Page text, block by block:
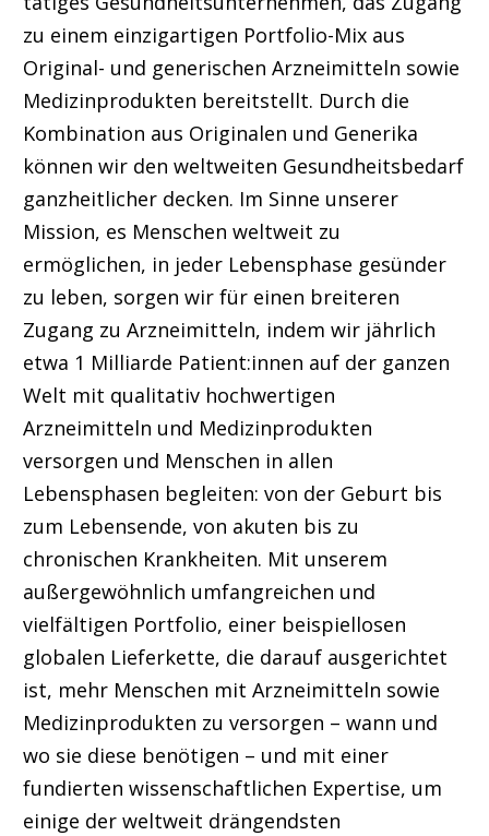
zu einem einzigartigen Portfolio-Mix aus
Original- und generischen Arzneimitteln sowie
Medizinprodukten bereitstellt. Durch die
Kombination aus Originalen und Generika
können wir den weltweiten Gesundheitsbedarf
ganzheitlicher decken. Im Sinne unserer
Mission, es Menschen weltweit zu
ermöglichen, in jeder Lebensphase gesünder
zu leben, sorgen wir für einen breiteren
Zugang zu Arzneimitteln, indem wir jährlich
etwa 1 Milliarde Patient:innen auf der ganzen
Welt mit qualitativ hochwertigen
Arzneimitteln und Medizinprodukten
versorgen und Menschen in allen
Lebensphasen begleiten: von der Geburt bis
zum Lebensende, von akuten bis zu
chronischen Krankheiten. Mit unserem
außergewöhnlich umfangreichen und
vielfältigen Portfolio, einer beispiellosen
globalen Lieferkette, die darauf ausgerichtet
ist, mehr Menschen mit Arzneimitteln sowie
Medizinprodukten zu versorgen – wann und
wo sie diese benötigen – und mit einer
fundierten wissenschaftlichen Expertise, um
einige der weltweit drängendsten